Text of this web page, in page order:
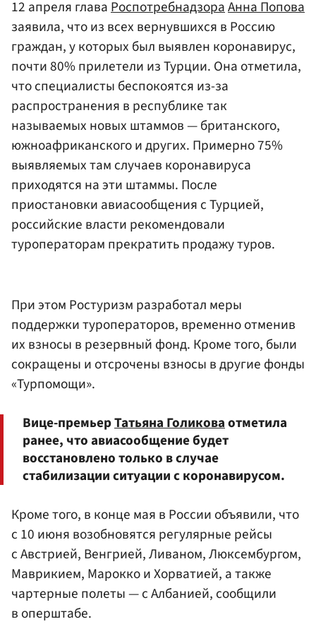
12 апреля главаРоспотребнадзораАнна Попова
заявила, что из всех вернувшихся в Россию
граждан, у которых был выявлен коронавирус,
почти 80% прилетели из Турции. Она отметила,
что специалисты беспокоятся из-за
распространения в республике так
называемых новых штаммов — британского,
южноафриканского и других. Примерно 75%
выявляемых там случаев коронавируса
приходятся на эти штаммы. После
приостановки авиасообщения с Турцией,
российские власти рекомендовали
туроператорам прекратить продажу туров.
При этом Ростуризм разработал меры
поддержки туроператоров, временно отменив
их взносы в резервный фонд. Кроме того, были
сокращены и отсрочены взносы в другие фонды
«Турпомощи».
Вице-премьерТатьяна Голиковаотметила
ранее, что авиасообщение будет
восстановлено только в случае
стабилизации ситуации с коронавирусом.
Кроме того, в конце мая в России объявили, что
с 10 июня возобновятся регулярные рейсы
с Австрией, Венгрией, Ливаном, Люксембургом,
Маврикием, Марокко и Хорватией, а также
чартерные полеты — с Албанией, сообщили
в оперштабе.